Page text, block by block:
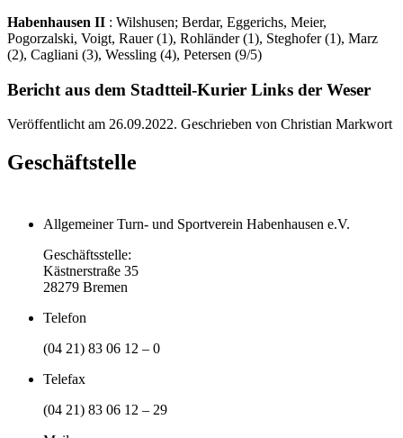
Habenhausen II : Wilshusen; Berdar, Eggerichs, Meier,
Pogorzalski, Voigt, Rauer (1), Rohländer (1), Steghofer (1), Marz
(2), Cagliani (3), Wessling (4), Petersen (9/5)
Bericht aus dem Stadtteil-Kurier Links der Weser
Veröffentlicht am 26.09.2022. Geschrieben von Christian Markwort
Geschäftstelle
Allgemeiner Turn- und Sportverein Habenhausen e.V.
Geschäftsstelle:
Kästnerstraße 35
28279 Bremen
Telefon
(04 21) 83 06 12 – 0
Telefax
(04 21) 83 06 12 – 29